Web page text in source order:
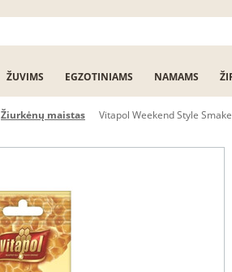
ŽUVIMS EGZOTINIAMS NAMAMS
Žiurkėnų maistas Vitapol Weekend Style